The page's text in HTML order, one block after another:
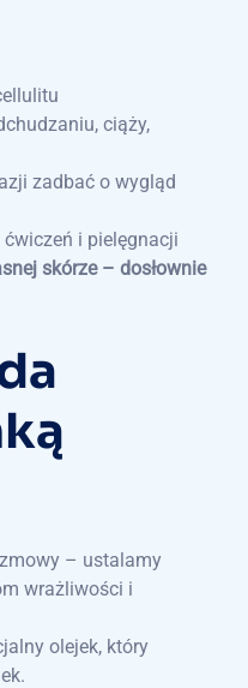
ciąży,
zadbać o wygląd
ćwiczeń i pielęgnacji
skórze – dosłownie
– ustalamy
wrażliwości i
olejek, który